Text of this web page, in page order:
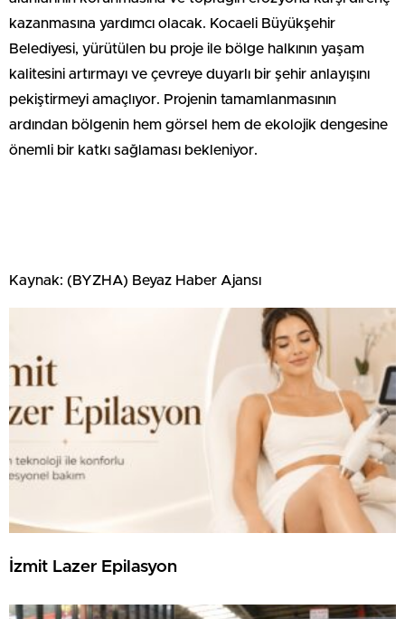
kazanmasına yardımcı olacak. Kocaeli Büyükşehir
Belediyesi, yürütülen bu proje ile bölge halkının yaşam
kalitesini artırmayı ve çevreye duyarlı bir şehir anlayışını
pekiştirmeyi amaçlıyor. Projenin tamamlanmasının
ardından bölgenin hem görsel hem de ekolojik dengesine
önemli bir katkı sağlaması bekleniyor.
Kaynak: (BYZHA) Beyaz Haber Ajansı
İzmit Lazer Epilasyon